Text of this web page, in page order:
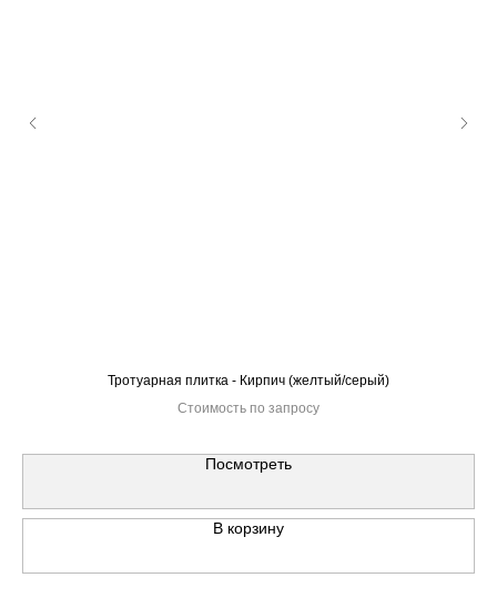
Тротуарная плитка - Кирпич (желтый/серый)
Стоимость по запросу
Посмотреть
В корзину